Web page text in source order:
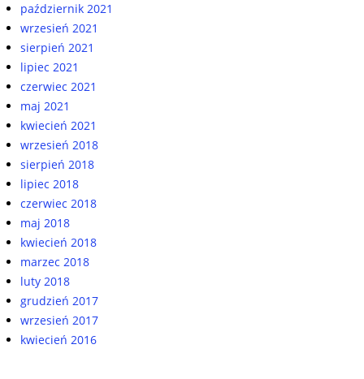
październik 2021
wrzesień 2021
sierpień 2021
lipiec 2021
czerwiec 2021
maj 2021
kwiecień 2021
wrzesień 2018
sierpień 2018
lipiec 2018
czerwiec 2018
maj 2018
kwiecień 2018
marzec 2018
luty 2018
grudzień 2017
wrzesień 2017
kwiecień 2016